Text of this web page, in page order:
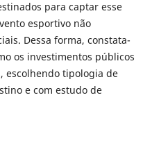
para captar esse
esportivo não
Dessa forma, constata-
os investimentos públicos
escolhendo tipologia de
e com estudo de